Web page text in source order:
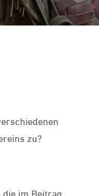
zu?
im Beitrag